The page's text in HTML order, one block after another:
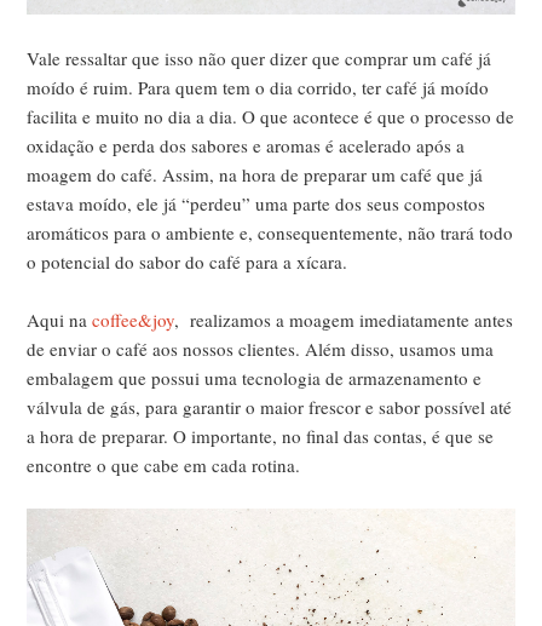
Vale ressaltar que isso não quer dizer que comprar um café já
moído é ruim. Para quem tem o dia corrido, ter café já moído
facilita e muito no dia a dia. O que acontece é que o processo de
oxidação e perda dos sabores e aromas é acelerado após a
moagem do café. Assim, na hora de preparar um café que já
estava moído, ele já “perdeu” uma parte dos seus compostos
aromáticos para o ambiente e, consequentemente, não trará todo
o potencial do sabor do café para a xícara.
Aqui nacoffee&joy, realizamos a moagem imediatamente antes
de enviar o café aos nossos clientes. Além disso, usamos uma
embalagem que possui uma tecnologia de armazenamento e
válvula de gás, para garantir o maior frescor e sabor possível até
a hora de preparar. O importante, no final das contas, é que se
encontre o que cabe em cada rotina.